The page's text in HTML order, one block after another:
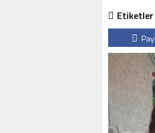
Etiketler